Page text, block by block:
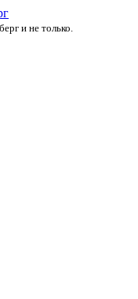
и не только.